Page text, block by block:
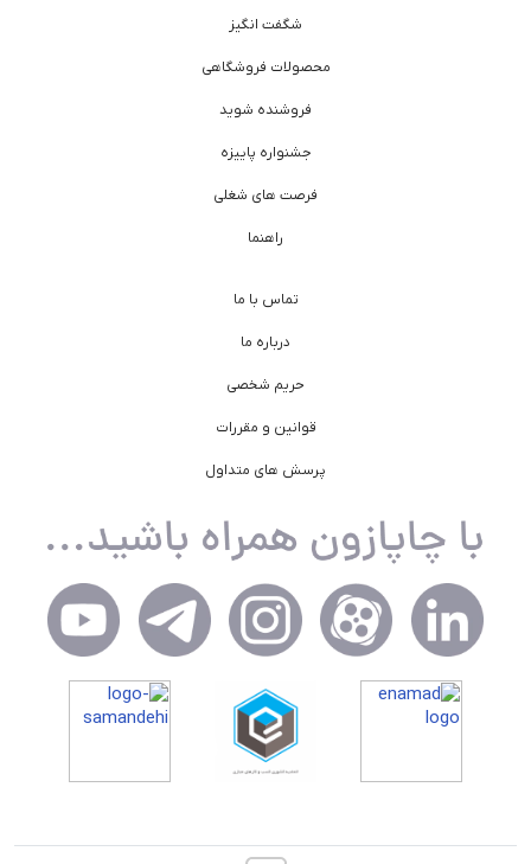
شگفت انگیز
محصولات فروشگاهی
فروشنده شوید
جشنواره پاییزه
فرصت های شغلی
راهنما
تماس با ما
درباره ما
حریم شخصی
قوانین و مقررات
پرسش های متداول